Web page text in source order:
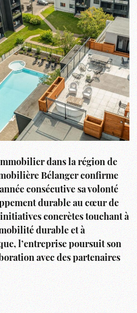
dans la région de
Bélanger confirme
consécutive sa volonté
durable au cœur de
concrètes touchant à
durable et à
l’entreprise poursuit son
avec des partenaires